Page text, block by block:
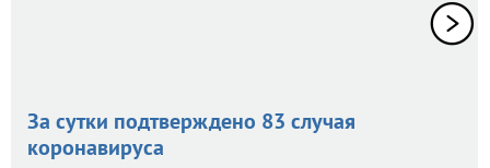
За сутки подтверждено 83 случая
коронавируса